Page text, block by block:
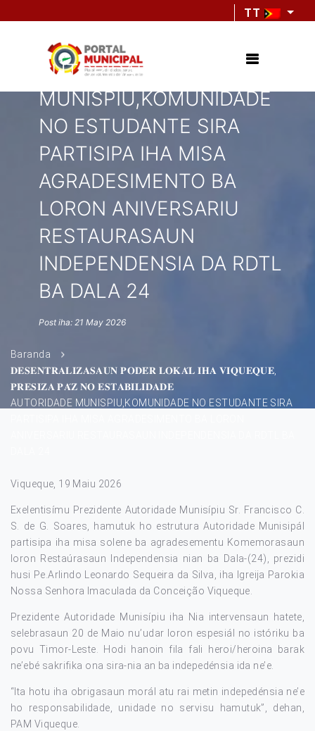
TT
AUTORIDADE
MUNISPIU,KOMUNIDADE
NO ESTUDANTE SIRA
PARTISIPA IHA MISA
AGRADESIMENTO BA
LORON ANIVERSARIU
RESTAURASAUN
INDEPENDENSIA DA RDTL
BA DALA 24
Post iha: 21 May 2026
Baranda
𝐃𝐄𝐒𝐄𝐍𝐓𝐑𝐀𝐋𝐈𝐙𝐀𝐒𝐀𝐔𝐍 𝐏𝐎𝐃𝐄́𝐑 𝐋𝐎𝐊𝐀́𝐋 𝐈𝐇𝐀 𝐕𝐈𝐐𝐔𝐄𝐐𝐔𝐄,
𝐏𝐑𝐄𝐒𝐈𝐙𝐀 𝐏𝐀́𝐙 𝐍𝐎 𝐄𝐒𝐓𝐀𝐁𝐈𝐋𝐈𝐃𝐀𝐃𝐄
AUTORIDADE MUNISPIU,KOMUNIDADE NO ESTUDANTE SIRA
Viqueque, 19 Maiu 2026
Exelentisímu Prezidente Autoridade Munisípiu Sr. Francisco C.
S. de G. Soares, hamutuk ho estrutura Autoridade Munisipál
partisipa iha misa solene ba agradesementu Komemorasaun
loron Restaúrasaun Independensia nian ba Dala-(24), prezidi
husi Pe.Arlindo Leonardo Sequeira da Silva, iha Igreija Parokia
Nossa Senhora Imaculada da Conceição Viqueque.
Prezidente Autoridade Munisípiu iha Nia intervensaun hatete,
selebrasaun 20 de Maio nu’udar loron espesiál no istóriku ba
povu Timor-Leste. Hodi hanoin fila fali heroi/heroina barak
ne’ebé sakrifika ona sira-nia an ba indepedénsia ida ne’e.
“Ita hotu iha obrigasaun morál atu rai metin indepedénsia ne’e
ho responsabilidade, unidade no servisu hamutuk”, dehan,
PAM Viqueque.